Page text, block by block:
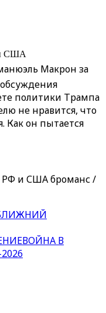
США
Макрон за
политики Трампа
не нравится, что
Как он пытается
и США броманс /
ВОЙНА В